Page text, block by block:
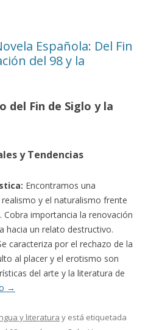
Española: Del Fin
del 98 y la
del Fin de Siglo y la
y Tendencias
Encontramos una
y el naturalismo frente
Cobra importancia la renovación
hacia un relato destructivo.
caracteriza por el rechazo de la
al placer y el erotismo son
del arte y la literatura de
→
y literatura y está etiquetada